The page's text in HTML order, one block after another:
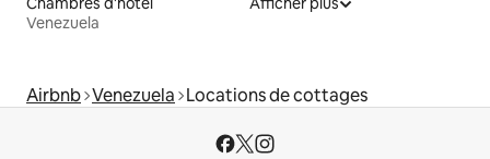
Venezuela
Airbnb Venezuela Locations de cottages